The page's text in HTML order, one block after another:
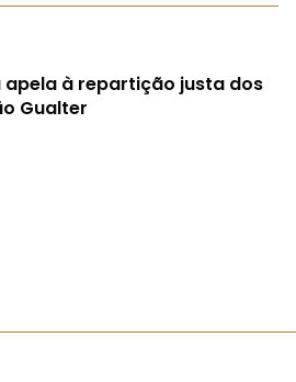
apela à repartição justa dos
Gualter